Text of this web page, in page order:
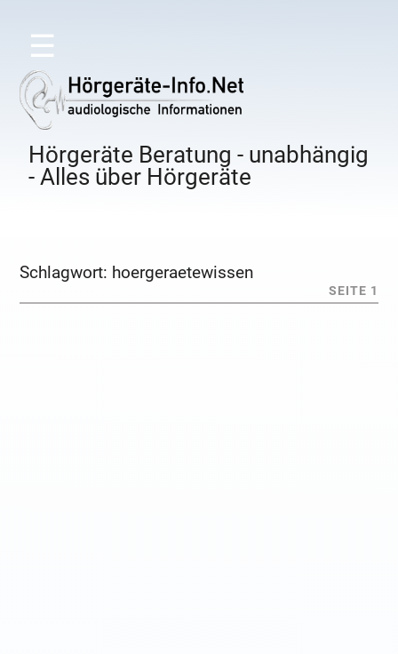
☰
Hörgeräte Beratung - unabhängig
- Alles über Hörgeräte
Schlagwort: hoergeraetewissen
SEITE 1